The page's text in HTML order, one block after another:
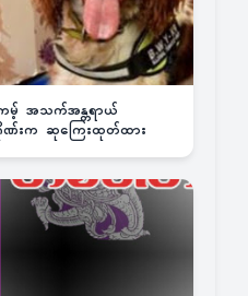
မ့် အသက်အန္တရာယ်
စ်ဂိုဏ်းက ဆုကြေးထုတ်ထား